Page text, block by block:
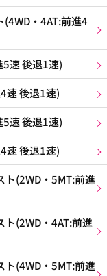
・4AT:前進4
速 後退1速)
速 後退1速)
速 後退1速)
速 後退1速)
(2WD・5MT:前進
(2WD・4AT:前進
(4WD・5MT:前進